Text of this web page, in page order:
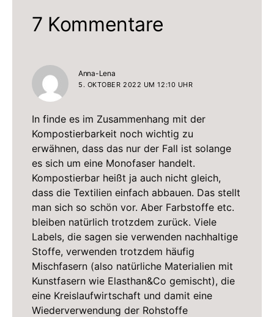
7 Kommentare
Anna-Lena
5. OKTOBER 2022 UM 12:10 UHR
In finde es im Zusammenhang mit der
Kompostierbarkeit noch wichtig zu
erwähnen, dass das nur der Fall ist solange
es sich um eine Monofaser handelt.
Kompostierbar heißt ja auch nicht gleich,
dass die Textilien einfach abbauen. Das stellt
man sich so schön vor. Aber Farbstoffe etc.
bleiben natürlich trotzdem zurück. Viele
Labels, die sagen sie verwenden nachhaltige
Stoffe, verwenden trotzdem häufig
Mischfasern (also natürliche Materialien mit
Kunstfasern wie Elasthan&Co gemischt), die
eine Kreislaufwirtschaft und damit eine
Wiederverwendung der Rohstoffe